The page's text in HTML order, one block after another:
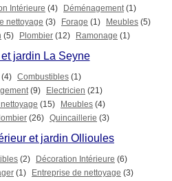
Intérieure (4) Déménagement (1)
nettoyage (3) Forage (1) Meubles (5)
(5) Plombier (12) Ramonage (1)
jardin La Seyne
(4) Combustibles (1)
(9) Electricien (21)
(15) Meubles (4)
(26) Quincaillerie (3)
et jardin Ollioules
(2) Décoration Intérieure (6)
(1) Entreprise de nettoyage (3)